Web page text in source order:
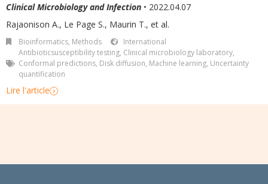
Clinical Microbiology and Infection • 2022.04.07
Rajaonison A., Le Page S., Maurin T., et al.
Bioinformatics, Methods
International
Antibioticsusceptibility testing, Clinical microbiology laboratory,
Conformal predictions, Disk diffusion, Machine learning, Uncertainty
quantification
Lire l'article